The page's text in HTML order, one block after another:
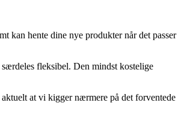
kan hente dine nye produkter når det passer
fleksibel. Den mindst kostelige
at vi kigger nærmere på det forventede